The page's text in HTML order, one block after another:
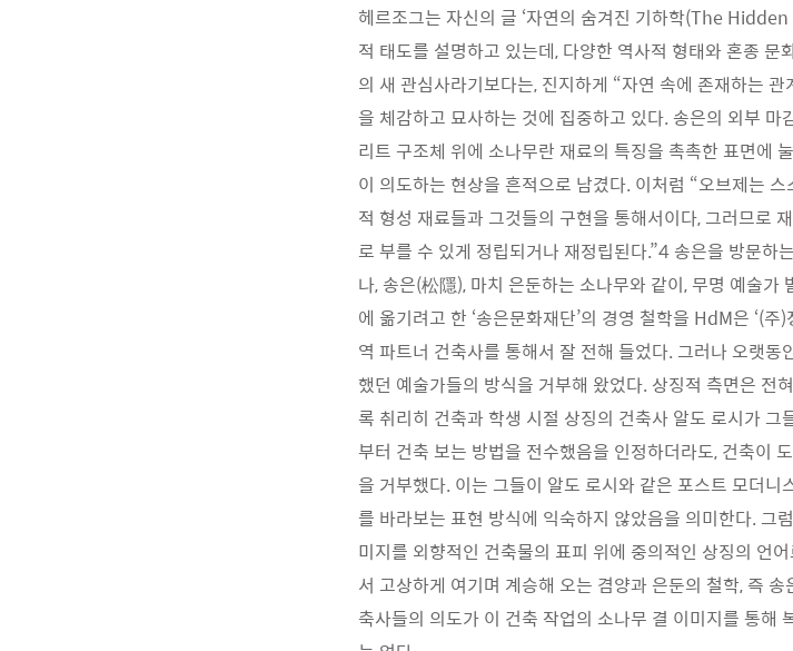
헤르조그는 자신의 글 ‘자연의 숨겨진 기하학(The
적 태도를 설명하고 있는데, 다양한 역사적 형태와 혼종
의 새 관심사라기보다는, 진지하게 “자연 속에 존재하는
을 체감하고 묘사하는 것에 집중하고 있다. 송은의 외부
리트 구조체 위에 소나무란 재료의 특징을 촉촉한 표면에
이 의도하는 현상을 흔적으로 남겼다. 이처럼 “오브제는
적 형성 재료들과 그것들의 구현을 통해서이다, 그러므
로 부를 수 있게 정립되거나 재정립된다.”4 송은을 방문하
나, 송은(松隱), 마치 은둔하는 소나무와 같이, 무명 예술가
에 옮기려고 한 ‘송은문화재단’의 경영 철학을 HdM은 ‘(
역 파트너 건축사를 통해서 잘 전해 들었다. 그러나 오랫
했던 예술가들의 방식을 거부해 왔었다. 상징적 측면은 전
록 취리히 건축과 학생 시절 상징의 건축사 알도 로시가
부터 건축 보는 방법을 전수했음을 인정하더라도, 건축이
을 거부했다. 이는 그들이 알도 로시와 같은 포스트 모더
를 바라보는 표현 방식에 익숙하지 않았음을 의미한다. 그
미지를 외향적인 건축물의 표피 위에 중의적인 상징의 언
서 고상하게 여기며 계승해 오는 겸양과 은둔의 철학, 즉
축사들의 의도가 이 건축 작업의 소나무 결 이미지를 통해